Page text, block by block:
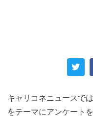
の駅に車で迎えに行か
友人姉妹は女性を何だ
にも便利使いされたよ
キャリコネニュースで
をテーマにアンケート